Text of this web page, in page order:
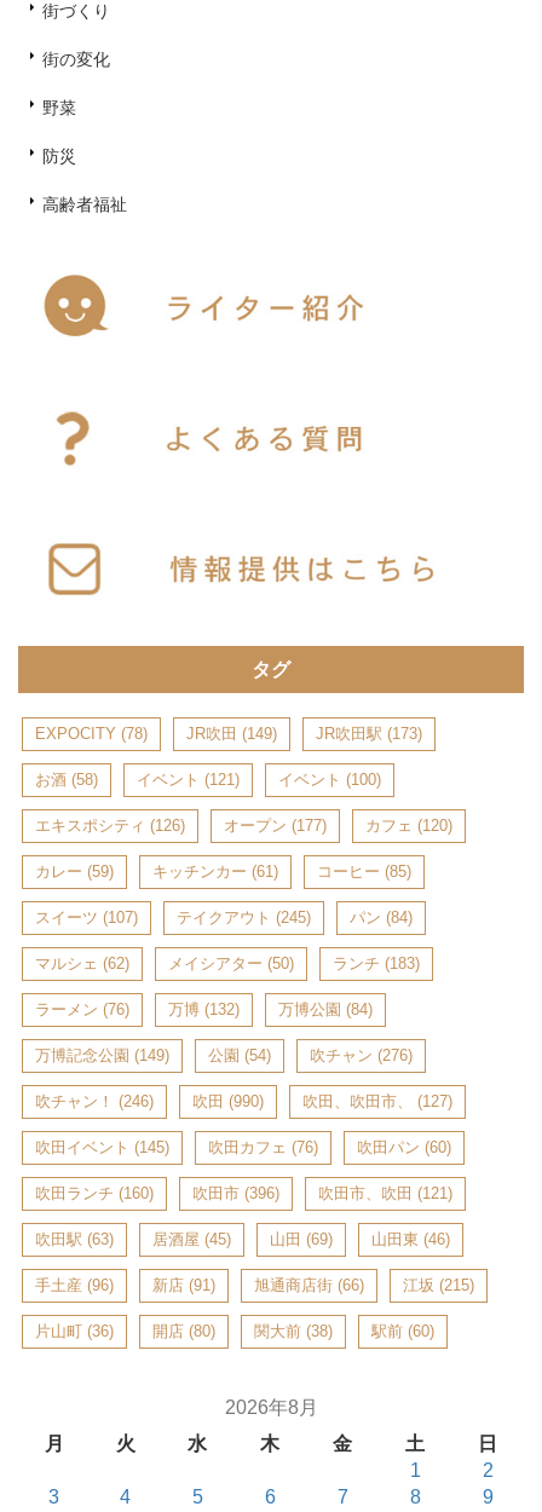
街づくり
街の変化
野菜
防災
高齢者福祉
タグ
EXPOCITY (78) JR吹田 (149) JR吹田駅 (173)
お酒 (58) イベント (121) イベント (100)
エキスポシティ (126) オープン (177) カフェ (120)
カレー (59) キッチンカー (61) コーヒー (85)
スイーツ (107) テイクアウト (245) パン (84)
マルシェ (62) メイシアター (50) ランチ (183)
ラーメン (76) 万博 (132) 万博公園 (84)
万博記念公園 (149) 公園 (54) 吹チャン (276)
吹チャン！ (246) 吹田 (990) 吹田、吹田市、 (127)
吹田イベント (145) 吹田カフェ (76) 吹田パン (60)
吹田ランチ (160) 吹田市 (396) 吹田市、吹田 (121)
吹田駅 (63) 居酒屋 (45) 山田 (69) 山田東 (46)
手土産 (96) 新店 (91) 旭通商店街 (66) 江坂 (215)
片山町 (36) 開店 (80) 関大前 (38) 駅前 (60)
2026年8月
月
火 水 木 金 土
日
1
2
3
4 5 6 7 8
9